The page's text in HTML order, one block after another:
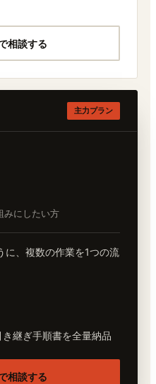
相談する
主力プラン
みにしたい方
、複数の作業を1つの流
継ぎ手順書を全量納品
相談する